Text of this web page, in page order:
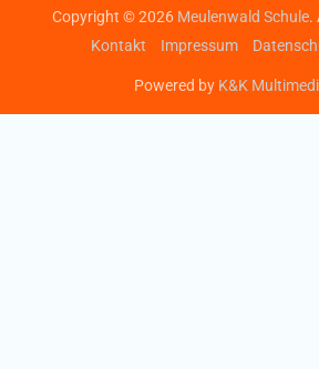
Copyright © 2026 Meulenwald Schule.
Kontakt
Impressum
Powered by K&K